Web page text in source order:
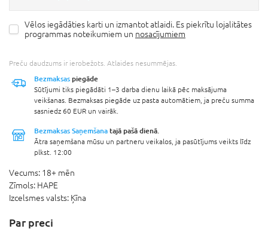
Vēlos iegādāties karti un izmantot atlaidi. Es piekrītu lojalitātes
programmas noteikumiem un nosacījumiem
Preču daudzums ir ierobežots. Atlaides nesummējas.
Bezmaksas piegāde
Sūtījumi tiks piegādāti 1–3 darba dienu laikā pēc maksājuma
veikšanas. Bezmaksas piegāde uz pasta automātiem, ja preču summa
sasniedz 60 EUR un vairāk.
Bezmaksas Saņemšana tajā pašā dienā.
Ātra saņemšana mūsu un partneru veikalos, ja pasūtījums veikts līdz
plkst. 12:00
Vecums: 18+ mēn
Zīmols: HAPE
Izcelsmes valsts: Ķīna
Par preci